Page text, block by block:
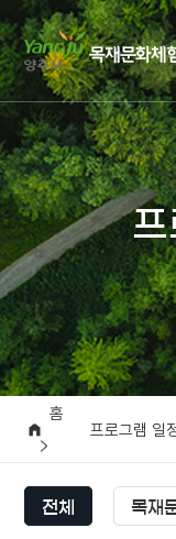
프
홈
프로그램 일
전체 목재